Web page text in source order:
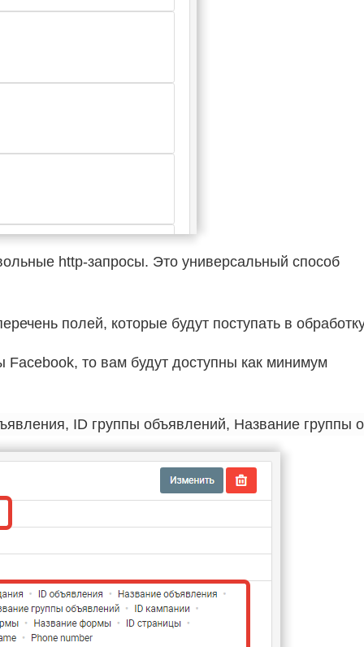
http-запросы. Это универсальный способ
полей, которые будут поступать в
то вам будут доступны как минимум